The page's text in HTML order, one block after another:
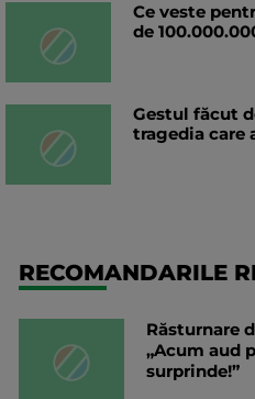
Ce veste
de
Gestul făcut
tragedia care
RECOMANDARILE
Răsturnare
„Acum aud
surprinde!”